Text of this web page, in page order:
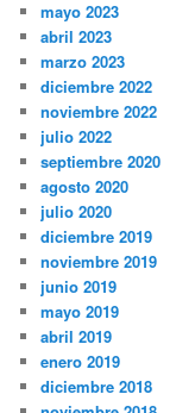
mayo 2023
abril 2023
marzo 2023
diciembre 2022
noviembre 2022
julio 2022
septiembre 2020
agosto 2020
julio 2020
diciembre 2019
noviembre 2019
junio 2019
mayo 2019
abril 2019
enero 2019
diciembre 2018